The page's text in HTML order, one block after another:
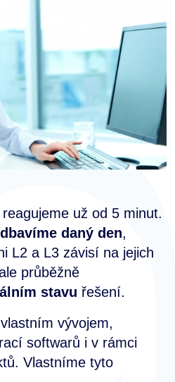
už od 5 minut.
daný den,
L2 a L3 závisí na jejich
průběžně
stavu řešení.
vývojem,
softwarů i v rámci
Vlastníme tyto